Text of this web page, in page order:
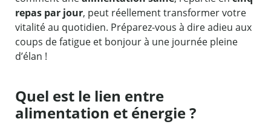
repas par jour, peut réellement transformer votre
vitalité au quotidien. Préparez-vous à dire adieu aux
coups de fatigue et bonjour à une journée pleine
d’élan !
Quel est le lien entre
alimentation et énergie ?